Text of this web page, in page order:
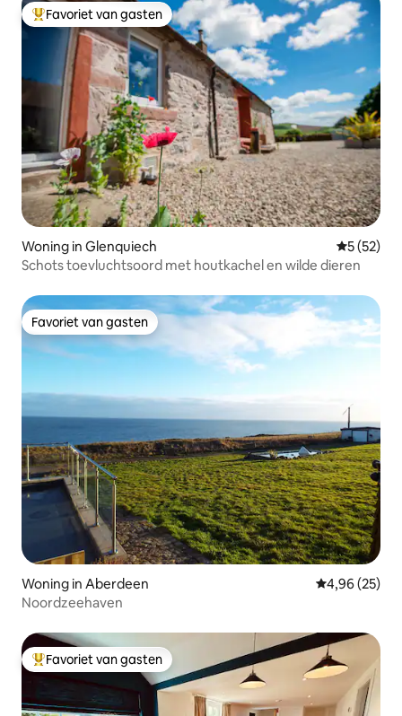
Topfavoriet van gasten
Favoriet van gasten
Woning in Glenquiech
5 (52)
Schots toevluchtsoord met houtkachel en wilde dieren
Favoriet van gasten
Favoriet van gasten
Woning in Aberdeen Gemiddelde
4,96 (25)
Noordzeehaven
Topfavoriet van gasten
Favoriet van gasten